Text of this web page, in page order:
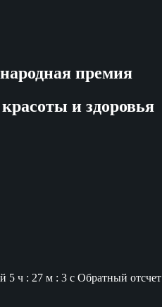
премия
и здоровья
5 ч : 27 м : 2 с Обратный отсчет